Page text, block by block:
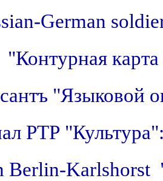
German
"Языковой
РТР
Berlin-Karlshorst